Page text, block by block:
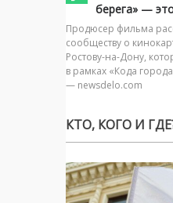
берега» —
Продюсер фильма
сообществу о
Ростову-на-Дону,
в рамках «Кода
— newsdelo.com
КТО, КОГО И